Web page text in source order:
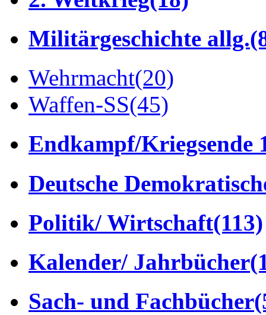
Militärgeschichte allg.
Wehrmacht(20)
Waffen-SS(45)
Endkampf/Kriegsende
Deutsche
Politik/ Wirtschaft(113)
Kalender/ Jahrbücher
Sach- und Fachbücher